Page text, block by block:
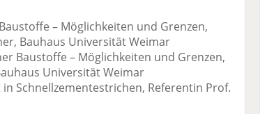
– Möglichkeiten und Grenzen,
Bauhaus Universität Weimar
Baustoffe – Möglichkeiten und Grenzen,
Universität Weimar
Schnellzementestrichen, Referentin Prof.